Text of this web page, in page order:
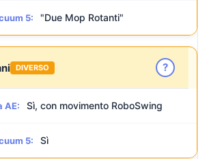
5: "Due Mop Rotanti"
DIVERSO ?
AE: Sì, con movimento RoboSwing
5: Sì